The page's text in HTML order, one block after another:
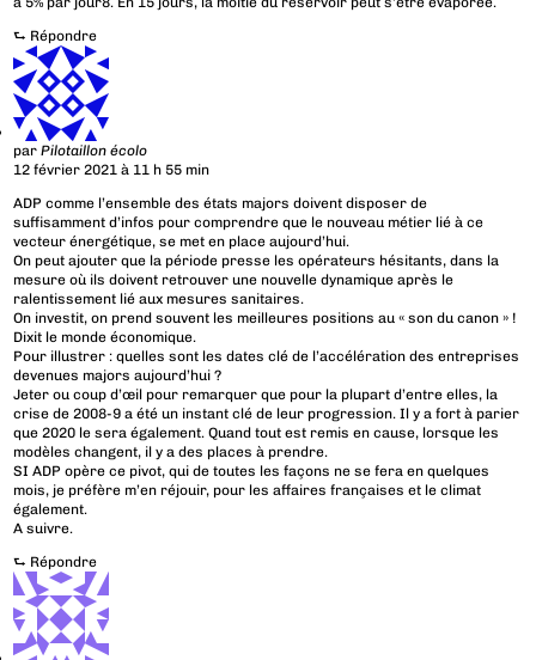
⮑ Répondre
parPilotaillon écolo
12 février 2021 à 11 h 55 min
ADP comme l’ensemble des états majors doivent disposer de
suffisamment d’infos pour comprendre que le nouveau métier lié à ce
vecteur énergétique, se met en place aujourd’hui.
On peut ajouter que la période presse les opérateurs hésitants, dans la
mesure où ils doivent retrouver une nouvelle dynamique après le
ralentissement lié aux mesures sanitaires.
On investit, on prend souvent les meilleures positions au « son du canon » !
Dixit le monde économique.
Pour illustrer : quelles sont les dates clé de l’accélération des entreprises
devenues majors aujourd’hui ?
Jeter ou coup d’œil pour remarquer que pour la plupart d’entre elles, la
crise de 2008-9 a été un instant clé de leur progression. Il y a fort à parier
que 2020 le sera également. Quand tout est remis en cause, lorsque les
modèles changent, il y a des places à prendre.
SI ADP opère ce pivot, qui de toutes les façons ne se fera en quelques
mois, je préfère m’en réjouir, pour les affaires françaises et le climat
également.
A suivre.
⮑ Répondre